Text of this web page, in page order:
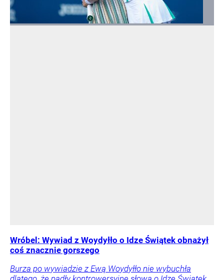
Wróbel: Wywiad z Woydyłło o Idze Świątek obnażył
coś znacznie gorszego
Burza po wywiadzie z Ewą Woydyłło nie wybuchła